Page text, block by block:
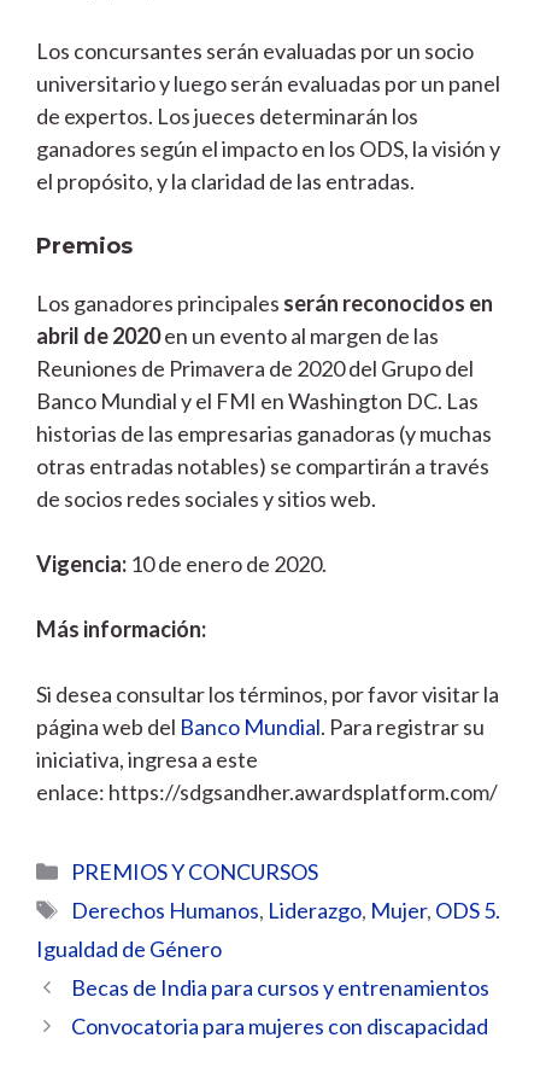
Los concursantes serán evaluadas por un socio
universitario y luego serán evaluadas por un panel
de expertos. Los jueces determinarán los
ganadores según el impacto en los ODS, la visión y
el propósito, y la claridad de las entradas.
Premios
Los ganadores principales serán reconocidos en
abril de 2020en un evento al margen de las
Reuniones de Primavera de 2020 del Grupo del
Banco Mundial y el FMI en Washington DC. Las
historias de las empresarias ganadoras (y muchas
otras entradas notables) se compartirán a través
de socios redes sociales y sitios web.
Vigencia: 10 de enero de 2020.
Más información:
Si desea consultar los términos, por favor visitar la
página web del Banco Mundial. Para registrar su
iniciativa, ingresa a este
enlace: https://sdgsandher.awardsplatform.com/
Categorías
PREMIOS Y CONCURSOS
Etiquetas
Derechos Humanos, Liderazgo, Mujer, ODS 5.
Igualdad de Género
Becas de India para cursos y entrenamientos
Convocatoria para mujeres con discapacidad